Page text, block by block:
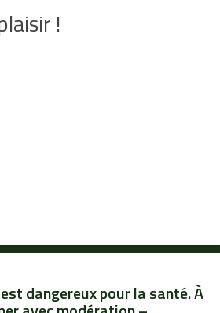
!
dangereux pour la santé. À